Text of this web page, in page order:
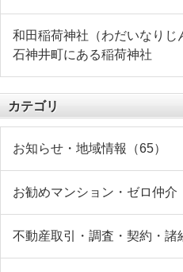
和田稲荷神社（わだいなりじ
石神井町にある稲荷神社
カテゴリ
お知らせ・地域情報（65）
お勧めマンション・ゼロ仲介
不動産取引・調査・契約・諸